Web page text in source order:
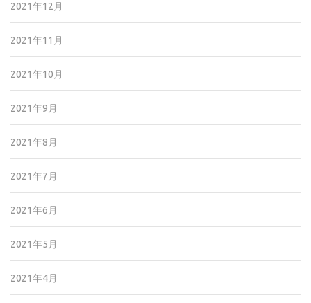
2021年12月
2021年11月
2021年10月
2021年9月
2021年8月
2021年7月
2021年6月
2021年5月
2021年4月